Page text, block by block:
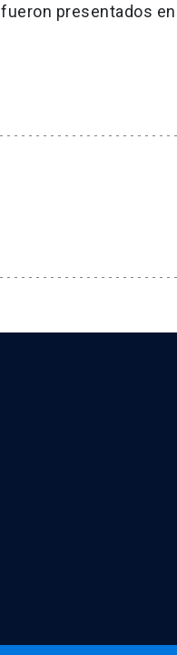
presentados en